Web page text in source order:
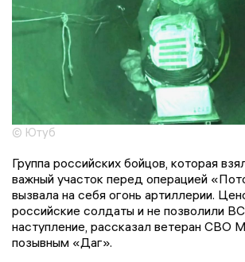
© Ютуб
Группа российских бойцов, которая
важный участок перед операцией
вызвала на себя огонь артиллерии.
российские солдаты и не позволили
наступление, рассказал ветеран СВО
позывным «Даг».